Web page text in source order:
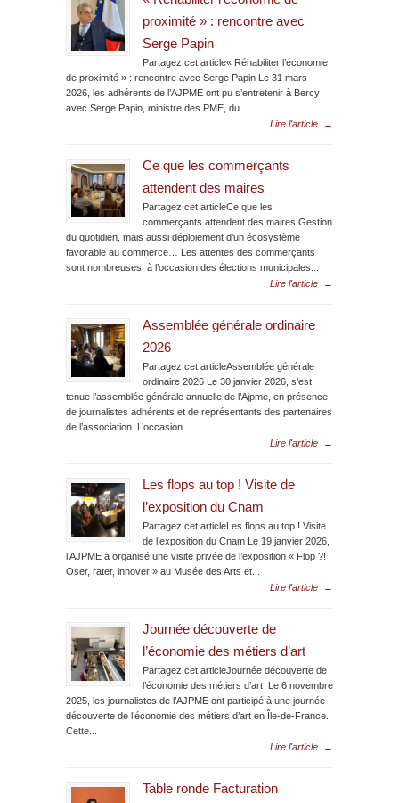
proximité » : rencontre avec
Serge Papin
Partagez cet article« Réhabiliter l’économie
de proximité » : rencontre avec Serge Papin Le 31 mars
2026, les adhérents de l’AJPME ont pu s’entretenir à Bercy
avec Serge Papin, ministre des PME, du...
Lire l'article
→
Ce que les commerçants
attendent des maires
Partagez cet articleCe que les
commerçants attendent des maires Gestion
du quotidien, mais aussi déploiement d’un écosystème
favorable au commerce… Les attentes des commerçants
sont nombreuses, à l’occasion des élections municipales...
Lire l'article
→
Assemblée générale ordinaire
2026
Partagez cet articleAssemblée générale
ordinaire 2026 Le 30 janvier 2026, s’est
tenue l’assemblée générale annuelle de l’Ajpme, en présence
de journalistes adhérents et de représentants des partenaires
de l’association. L’occasion...
Lire l'article
→
Les flops au top ! Visite de
l’exposition du Cnam
Partagez cet articleLes flops au top ! Visite
de l’exposition du Cnam Le 19 janvier 2026,
l’AJPME a organisé une visite privée de l’exposition « Flop ?!
Oser, rater, innover » au Musée des Arts et...
Lire l'article
→
Journée découverte de
l’économie des métiers d’art
Partagez cet articleJournée découverte de
l’économie des métiers d’art Le 6 novembre
2025, les journalistes de l’AJPME ont participé à une journée-
découverte de l’économie des métiers d’art en Île-de-France.
Cette...
Lire l'article
→
Table ronde Facturation